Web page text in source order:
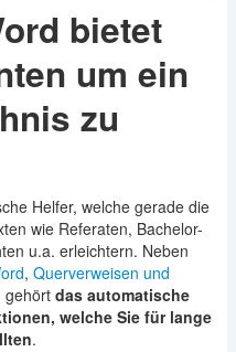
bietet
um ein
zu
Helfer, welche gerade die
wie Referaten, Bachelor-
u.a. erleichtern. Neben
, Querverweisen und
gehört das automatische
welche Sie für lange
.